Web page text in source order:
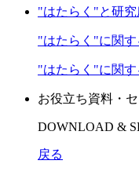
"はたらく"と研
"はたらく"に関
"はたらく"に関す
お役立ち資料・
DOWNLOAD &
戻る